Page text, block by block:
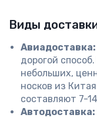
Виды
Авиадоставка:
дорогой
небольших,
носков из
составляют 7-
Автодоставка: